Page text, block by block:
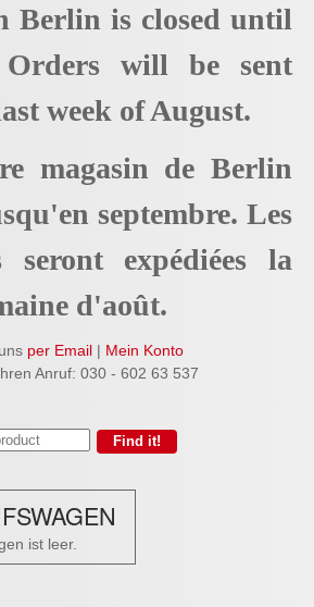
Berlin is closed until
Orders will be sent
week of August.
magasin de Berlin
septembre. Les
seront expédiées la
d'août.
per Email| Mein Konto
Anruf: 030 - 602 63 537
ist leer.